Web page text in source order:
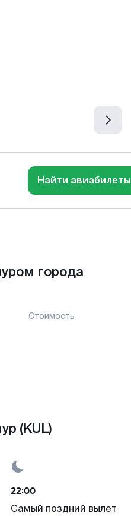
Найти авиабилеты
города
Стоимость
(KUL)
22:00
Самый поздний вылет